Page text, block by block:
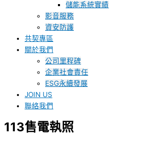
儲能系統實績
影音服務
資安防護
共契專區
關於我們
公司里程碑
企業社會責任
ESG永續發展
JOIN US
聯絡我們
113售電執照